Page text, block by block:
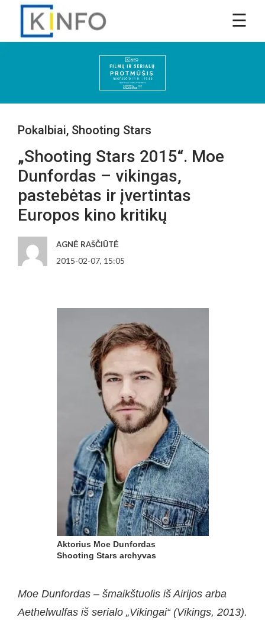
Pokalbiai, Shooting Stars
„Shooting Stars 2015“. Moe
Dunfordas – vikingas,
pastebėtas ir įvertintas
Europos kino kritikų
AGNĖ RAŠČIŪTĖ
2015-02-07, 15:05
Aktorius Moe Dunfordas
Shooting Stars archyvas
Moe Dunfordas – šmaikštuolis iš Airijos arba
Aethelwulfas iš serialo „Vikingai“ (Vikings, 2013).